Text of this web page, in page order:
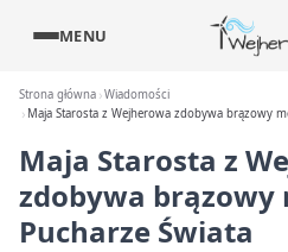
MENU
Strona główna Wiadomości
Maja Starosta z Wejherowa zdobywa brązowy
Maja Starosta z
zdobywa brązowy
Pucharze Świata